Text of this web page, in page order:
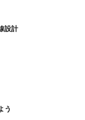
設計
う